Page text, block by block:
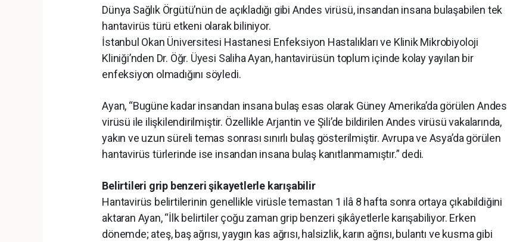
Dünya Sağlık Örgütü’nün de açıkladığı gibi Andes virüsü, insandan insana bulaşabilen tek
hantavirüs türü etkeni olarak biliniyor.
İstanbul Okan Üniversitesi Hastanesi Enfeksiyon Hastalıkları ve Klinik Mikrobiyoloji
Kliniği’nden Dr. Öğr. Üyesi Saliha Ayan, hantavirüsün toplum içinde kolay yayılan bir
enfeksiyon olmadığını söyledi.
Ayan, “Bugüne kadar insandan insana bulaş esas olarak Güney Amerika’da görülen Andes
virüsü ile ilişkilendirilmiştir. Özellikle Arjantin ve Şili’de bildirilen Andes virüsü vakalarında,
yakın ve uzun süreli temas sonrası sınırlı bulaş gösterilmiştir. Avrupa ve Asya’da görülen
hantavirüs türlerinde ise insandan insana bulaş kanıtlanmamıştır.” dedi.
Belirtileri grip benzeri şikayetlerle karışabilir
Hantavirüs belirtilerinin genellikle virüsle temastan 1 ilâ 8 hafta sonra ortaya çıkabildiğini
aktaran Ayan, “İlk belirtiler çoğu zaman grip benzeri şikâyetlerle karışabiliyor. Erken
dönemde; ateş, baş ağrısı, yaygın kas ağrısı, halsizlik, karın ağrısı, bulantı ve kusma gibi